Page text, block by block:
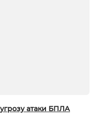
атаки БПЛА